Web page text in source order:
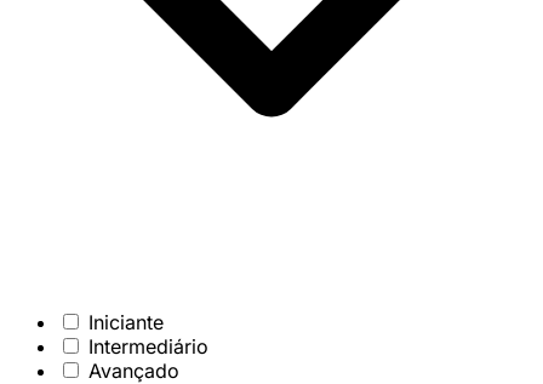
Iniciante
Intermediário
Avançado